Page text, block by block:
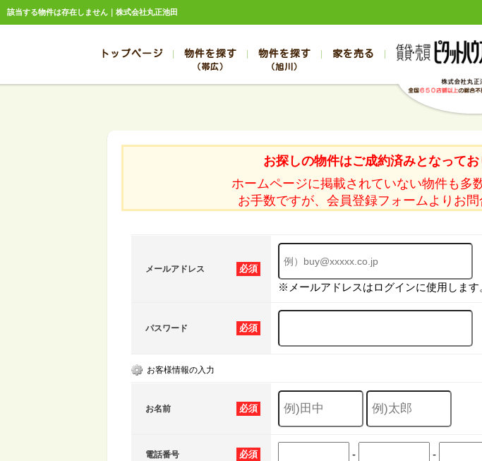
該当する物件は存在しません｜株式会社丸正池田
トップページ 物件を探す
（帯広）
売買
帯広の新築一戸建て
帯広の中古一戸建て
帯広の土地
帯広の中古マンション
帯広の1000万
帯広の2000万
帯広の3000万
帯広の4000万
物件を探す
（旭川）
売買
旭川の新築一戸建て
旭川の中古一戸建て
旭川の土地
旭川の中古マンション
旭川の1000万
旭川の2000万
旭川の3000万
旭川の4000万
家を売る
スタッフブログ
売却のお問合せ
お探しの物件はご成約済みとなってお
ホームページに掲載されていない物件も多
お手数ですが、会員登録フォームよりお問
必須
メールアドレス
※メールアドレスはログインに使用します
必須
パスワード
お客様情報の入力
必須
お名前
必須
電話番号 - -